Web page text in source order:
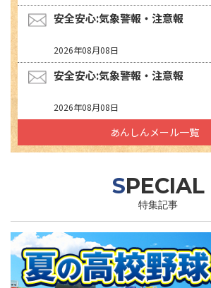
安全安心:気象警報・注意報
2026年08月08日
安全安心:気象警報・注意報
2026年08月08日
あんしんメール一覧
SPECIAL
特集記事